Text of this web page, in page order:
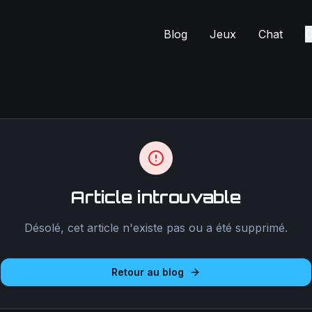
Blog Jeux Chat
Article introuvable
Désolé, cet article n'existe pas ou a été supprimé.
Retour au blog